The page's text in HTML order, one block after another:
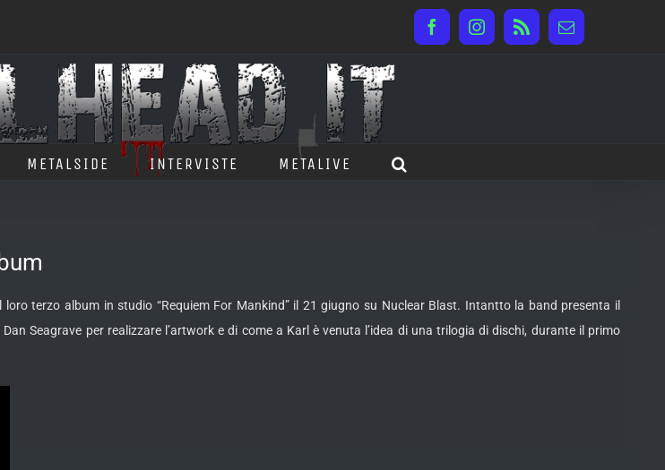
FacebookInstagram
Rss Email
METALSIDE INTERVISTE METALIVE
loro terzo album in studio “Requiem For Mankind” il 21 giugno su Nuclear Blast. Intantto la band presenta il
Seagrave per realizzare l’artwork e di come a Karl è venuta l’idea di una trilogia di dischi, durante il primo